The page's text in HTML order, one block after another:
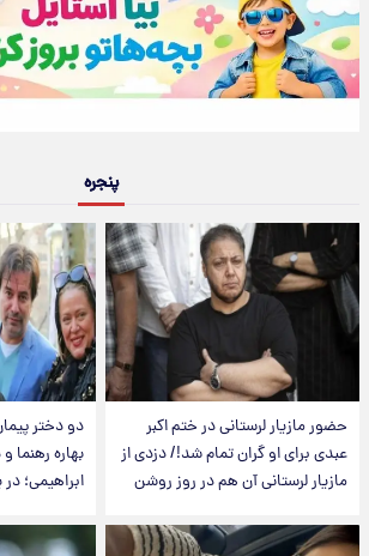
پنجره
حضور مازیار لرستانی در ختم اکبر
عبدی برای او گران تمام شد!/ دزدی از
مازیار لرستانی آن هم در روز روشن
دو دختر
بهاره رهنما
ابراهیمی؛